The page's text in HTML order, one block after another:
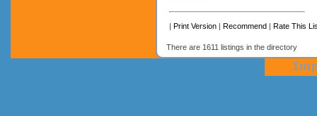
| Print Version | Recommend | Rate This
There are 1611 listings in the directory